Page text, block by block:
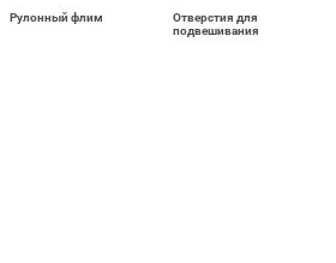
Рулонный флим
Отверстия для
подвешивания